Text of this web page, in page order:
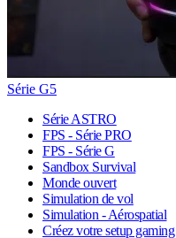
Série G5
Série ASTRO
FPS - Série PRO
FPS - Série G
Sandbox Survival
Monde ouvert
Simulation de vol
Simulation - Aérospatial
Créez votre setup gaming